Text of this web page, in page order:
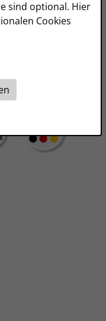
sind optional. Hier
Cookies